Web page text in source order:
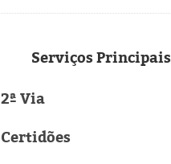
Eleições 2024
ServiçosPrincipais
2ª Via
Certidões